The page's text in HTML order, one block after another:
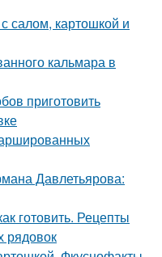
салом, картошкой и
кальмара в
приготовить
Давлетьярова:
готовить. Рецепты
рядовок